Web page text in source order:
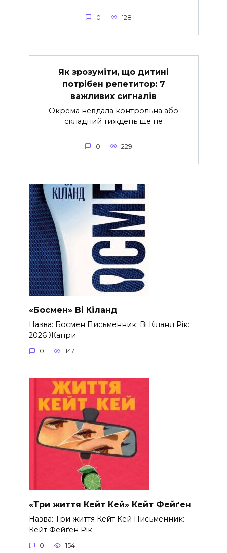
0 128
Як зрозуміти, що дитині
потрібен репетитор: 7
важливих сигналів
Окрема невдала контрольна або
складний тиждень ще не
0 229
«Босмен» Ві Кіланд
Назва: Босмен Письменник: Ві Кіланд Рік:
2026 Жанри
0 147
«Три життя Кейт Кей» Кейт Фейґен
Назва: Три життя Кейт Кей Письменник:
Кейт Фейґен Рік
0 154